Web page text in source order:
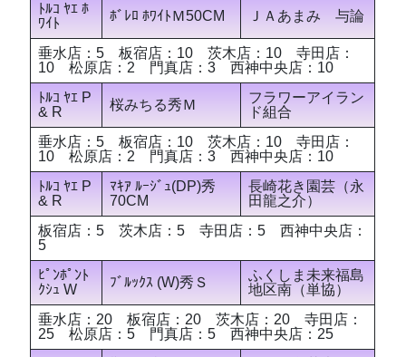
ﾄﾙｺ ﾔｴ ﾎ
ﾜｲﾄ
ﾎﾞﾚﾛ ﾎﾜｲﾄＭ50CM ＪＡあまみ 与論
垂水店：5 板宿店：10 茨木店：10 寺田店：
10 松原店：2 門真店：3 西神中央店：10
ﾄﾙｺ ﾔｴ P
& R
桜みちる秀Ｍ
フラワーアイラン
ド組合
垂水店：5 板宿店：10 茨木店：10 寺田店：
10 松原店：2 門真店：3 西神中央店：10
ﾄﾙｺ ﾔｴ P
& R
ﾏｷｱ ﾙｰｼﾞｭ(DP)秀
70CM
長崎花き園芸（永
田龍之介）
板宿店：5 茨木店：5 寺田店：5 西神中央店：
5
ﾋﾟﾝﾎﾟﾝﾄ
ｸｼｭ W
ﾌﾞﾙｯｸｽ (W)秀Ｓ
ふくしま未来福島
地区南（単協）
垂水店：20 板宿店：20 茨木店：20 寺田店：
25 松原店：5 門真店：5 西神中央店：25